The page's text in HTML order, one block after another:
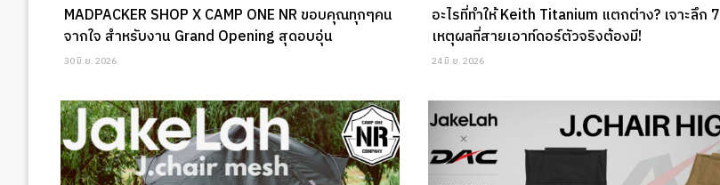
MADPACKER SHOP X CAMP ONE NR ขอบคุณทุกๆคน
จากใจ สำหรับงาน Grand Opening สุดอบอุ่น
30 มิ.ย. 2026
อะไรที่ทำให้ Keith Titanium แตกต่าง? เจาะลึก 7
เหตุผลที่สายเอาท์ดอร์ตัวจริงต้องมี!
24 มิ.ย. 2026